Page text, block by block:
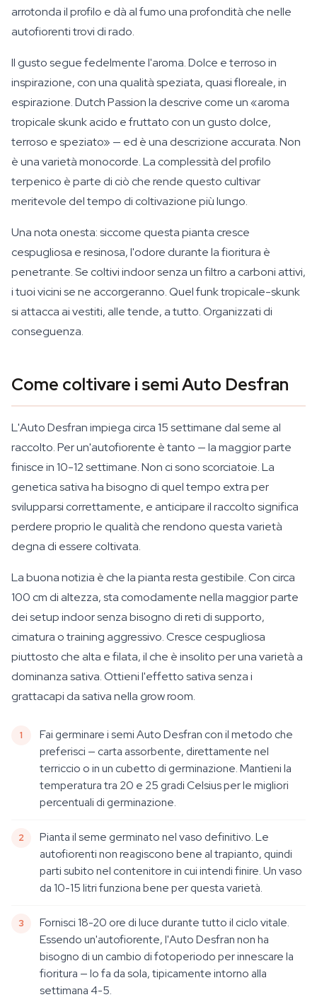
arrotonda il profilo e dà al fumo una profondità che nelle
autofiorenti trovi di rado.
Il gusto segue fedelmente l'aroma. Dolce e terroso in
inspirazione, con una qualità speziata, quasi floreale, in
espirazione. Dutch Passion la descrive come un «aroma
tropicale skunk acido e fruttato con un gusto dolce,
terroso e speziato» — ed è una descrizione accurata. Non
è una varietà monocorde. La complessità del profilo
terpenico è parte di ciò che rende questo cultivar
meritevole del tempo di coltivazione più lungo.
Una nota onesta: siccome questa pianta cresce
cespugliosa e resinosa, l'odore durante la fioritura è
penetrante. Se coltivi indoor senza un filtro a carboni attivi,
i tuoi vicini se ne accorgeranno. Quel funk tropicale-skunk
si attacca ai vestiti, alle tende, a tutto. Organizzati di
conseguenza.
Come coltivare i semi Auto Desfran
L'Auto Desfran impiega circa 15 settimane dal seme al
raccolto. Per un'autofiorente è tanto — la maggior parte
finisce in 10-12 settimane. Non ci sono scorciatoie. La
genetica sativa ha bisogno di quel tempo extra per
svilupparsi correttamente, e anticipare il raccolto significa
perdere proprio le qualità che rendono questa varietà
degna di essere coltivata.
La buona notizia è che la pianta resta gestibile. Con circa
100 cm di altezza, sta comodamente nella maggior parte
dei setup indoor senza bisogno di reti di supporto,
cimatura o training aggressivo. Cresce cespugliosa
piuttosto che alta e filata, il che è insolito per una varietà a
dominanza sativa. Ottieni l'effetto sativa senza i
grattacapi da sativa nella grow room.
Fai germinare i semi Auto Desfran con il metodo che
preferisci — carta assorbente, direttamente nel
terriccio o in un cubetto di germinazione. Mantieni la
temperatura tra 20 e 25 gradi Celsius per le migliori
percentuali di germinazione.
Pianta il seme germinato nel vaso definitivo. Le
autofiorenti non reagiscono bene al trapianto, quindi
parti subito nel contenitore in cui intendi finire. Un vaso
da 10-15 litri funziona bene per questa varietà.
Fornisci 18-20 ore di luce durante tutto il ciclo vitale.
Essendo un'autofiorente, l'Auto Desfran non ha
bisogno di un cambio di fotoperiodo per innescare la
fioritura — lo fa da sola, tipicamente intorno alla
settimana 4-5.